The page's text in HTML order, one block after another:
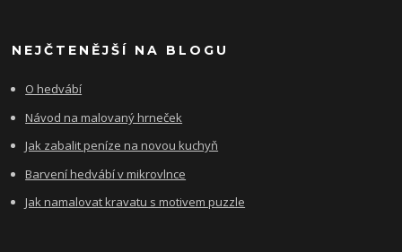
NEJČTENĚJŠÍ NA BLOGU
O hedvábí
Návod na malovaný hrneček
Jak zabalit peníze na novou kuchyň
Barvení hedvábí v mikrovlnce
Jak namalovat kravatu s motivem puzzle